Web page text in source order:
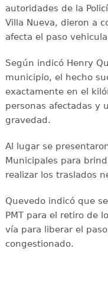
autoridades de la
Villa Nueva, dieron a
afecta el paso
Según indicó Henry
municipio, el hecho
exactamente en el
personas afectadas y
gravedad.
Al lugar se
Municipales para
realizar los traslados
Quevedo indicó que
PMT para el retiro de
vía para liberar el
congestionado.